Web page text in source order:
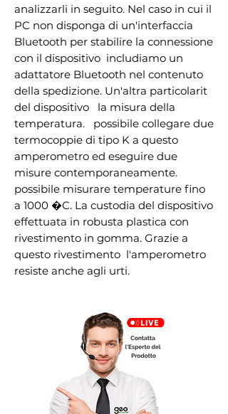
analizzarli in seguito. Nel caso in cui il
PC non disponga di un'interfaccia
Bluetooth per stabilire la connessione
con il dispositivo  includiamo un
adattatore Bluetooth nel contenuto
della spedizione. Un'altra particolarit
del dispositivo   la misura della
temperatura.   possibile collegare due
termocoppie di tipo K a questo
amperometro ed eseguire due
misure contemporaneamente.
possibile misurare temperature fino
a 1000 �C. La custodia del dispositivo
effettuata in robusta plastica con
rivestimento in gomma. Grazie a
questo rivestimento  l'amperometro
resiste anche agli urti.